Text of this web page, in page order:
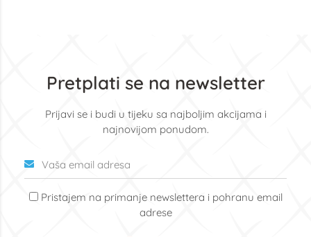
Pretplati se na newsletter
Prijavi se i budi u tijeku sa najboljim akcijama i
najnovijom ponudom.
Pristajem na primanje newslettera i pohranu email
adrese